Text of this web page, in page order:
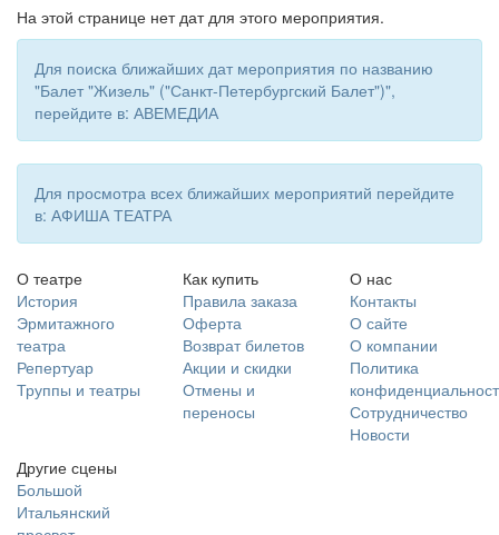
На этой странице нет дат для этого мероприятия.
Для поиска ближайших дат мероприятия по названию
"Балет "Жизель" ("Санкт-Петербургский Балет")",
перейдите в: АВЕМЕДИА
Для просмотра всех ближайших мероприятий перейдите
в: АФИША ТЕАТРА
О театре
История
Эрмитажного
театра
Репертуар
Труппы и театры
Как купить
Правила заказа
Оферта
Возврат билетов
Акции и скидки
Отмены и
переносы
О нас
Контакты
О сайте
О компании
Политика
Сотрудничество
Новости
Другие сцены
Большой
Итальянский